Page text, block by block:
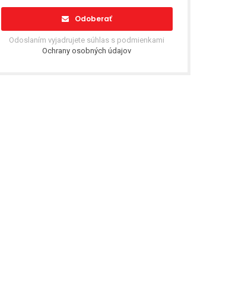
Odoberať
Odoslaním vyjadrujete súhlas s podmienkami
Ochrany osobných údajov